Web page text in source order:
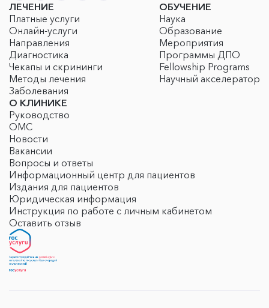
ЛЕЧЕНИЕ
Платные услуги
Онлайн-услуги
Направления
Диагностика
Чекапы и скрининги
Методы лечения
Заболевания
ОБУЧЕНИЕ
Наука
Образование
Мероприятия
Программы ДПО
Fellowship Programs
Научный акселератор
О КЛИНИКЕ
Руководство
ОМС
Новости
Вакансии
Вопросы и ответы
Информационный центр для пациентов
Издания для пациентов
Юридическая информация
Инструкция по работе с личным кабинетом
Оставить отзыв